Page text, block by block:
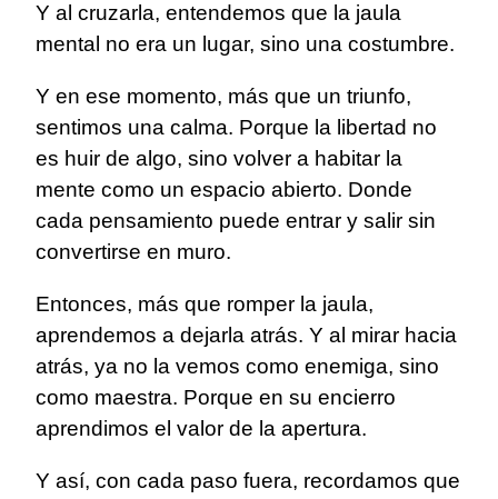
Y al cruzarla, entendemos que la jaula
mental no era un lugar, sino una costumbre.
Y en ese momento, más que un triunfo,
sentimos una calma. Porque la libertad no
es huir de algo, sino volver a habitar la
mente como un espacio abierto. Donde
cada pensamiento puede entrar y salir sin
convertirse en muro.
Entonces, más que romper la jaula,
aprendemos a dejarla atrás. Y al mirar hacia
atrás, ya no la vemos como enemiga, sino
como maestra. Porque en su encierro
aprendimos el valor de la apertura.
Y así, con cada paso fuera, recordamos que